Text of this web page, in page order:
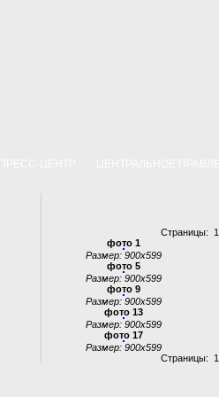
Страницы:
фото 1
Размер: 900x599
фото 5
Размер: 900x599
фото 9
Размер: 900x599
фото 13
Размер: 900x599
фото 17
Размер: 900x599
Страницы: